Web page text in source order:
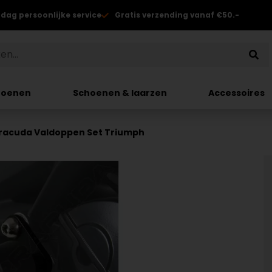
dag persoonlijke service Gratis verzending vanaf €50.-
Schoenen & laarzen Accessoires
Valdoppen Set Triumph